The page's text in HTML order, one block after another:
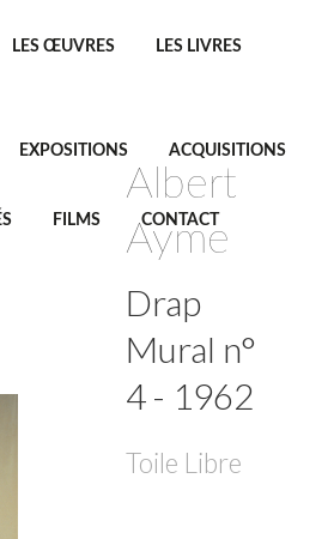
LES ŒUVRES LES LIVRES
EXPOSITIONS ACQUISITIONS
FILMS CONTACT
Albert
Ayme
Drap
Mural n°
4 - 1962
Toile Libre